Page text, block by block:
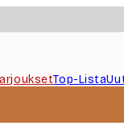
Top-Lista